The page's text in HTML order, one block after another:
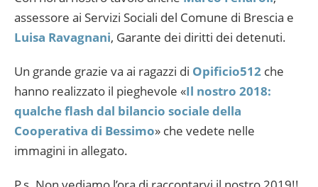
assessore ai Servizi Sociali del Comune di Brescia e
Luisa Ravagnani, Garante dei diritti dei detenuti.
Un grande grazie va ai ragazzi di Opificio512 che
hanno realizzato il pieghevole «Il nostro 2018:
qualche flash dal bilancio sociale della
Cooperativa di Bessimo» che vedete nelle
immagini in allegato.